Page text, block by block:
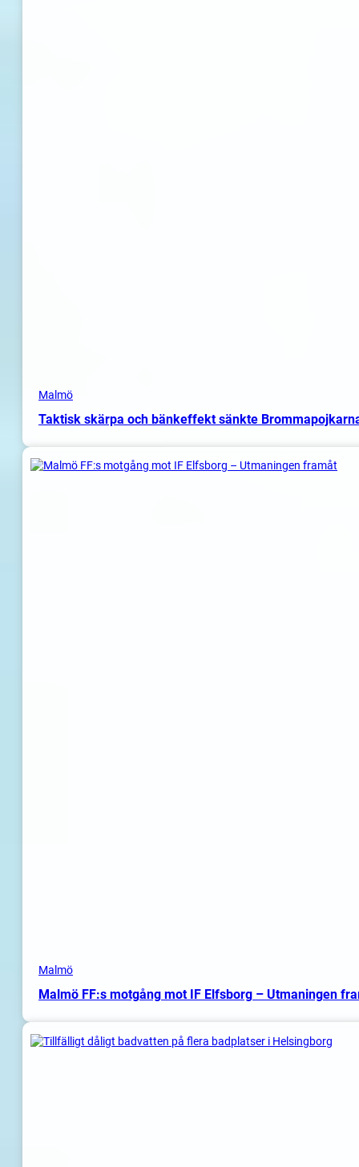
Malmö
Taktisk skärpa och bänkeffekt sänkte
Malmö
Malmö FF:s motgång mot IF Elfsborg – Utmaningen